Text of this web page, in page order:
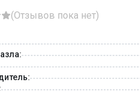
(Отзывов пока нет)